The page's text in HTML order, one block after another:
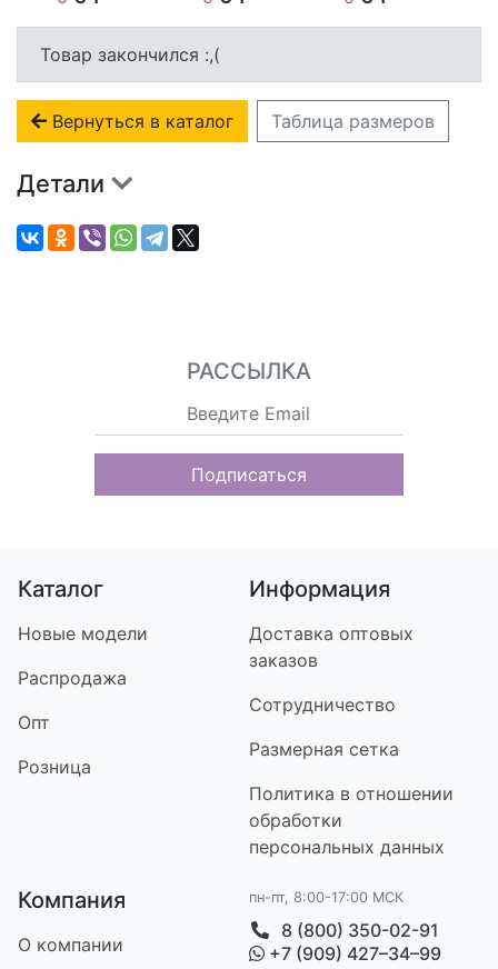
Товар закончился :,(
Вернуться в каталог Таблица размеров
Детали
РАССЫЛКА
Подписаться
Каталог
Новые модели
Распродажа
Опт
Розница
Информация
Доставка оптовых
заказов
Сотрудничество
Размерная сетка
Политика в отношении
обработки
персональных данных
Компания
О компании
пн-пт, 8:00-17:00 МСК
8 (800) 350-02-91
+7 (909) 427–34–99